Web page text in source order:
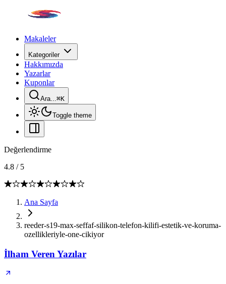
Makaleler
Kategoriler
Hakkımızda
Yazarlar
Kuponlar
Ara...⌘K
Toggle theme
Değerlendirme
4.8 / 5
Ana Sayfa
reeder-s19-max-seffaf-silikon-telefon-kilifi-estetik-ve-koruma-
ozellikleriyle-one-cikiyor
İlham Veren Yazılar